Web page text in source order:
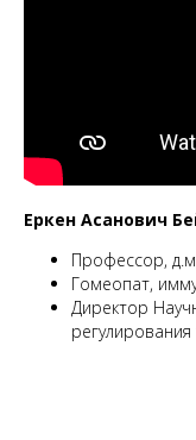
Еркен Асанович
Профессор,
Гомеопат,
Директор